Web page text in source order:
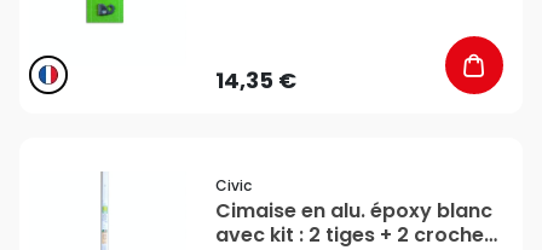
14,35 €
Civic
Cimaise en alu. époxy blanc
avec kit : 2 tiges + 2 crochets